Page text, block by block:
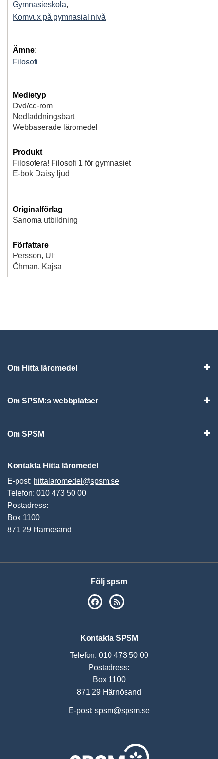
Gymnasieskola,
Komvux på gymnasial nivå
Ämne:
Filosofi
Medietyp
Dvd/cd-rom
Nedladdningsbart
Webbaserade läromedel
Produkt
Filosofera! Filosofi 1 för gymnasiet
E-bok Daisy ljud
Originalförlag
Sanoma utbildning
Författare
Persson, Ulf
Öhman, Kajsa
Om Hitta läromedel
Om SPSM:s webbplatser
Om SPSM
Kontakta Hitta läromedel
E-post: hittalaromedel@spsm.se
Telefon: 010 473 50 00
Postadress:
Box 1100
871 29 Härnösand
Följ spsm
SPSM på Facebook
Kontakta SPSM
Telefon: 010 473 50 00
Postadress:
Box 1100
871 29 Härnösand
E-post: spsm@spsm.se